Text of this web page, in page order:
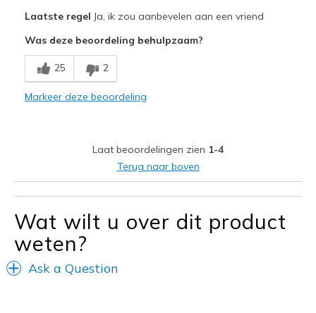
Beste toepassingen
Casual Wear
View On Shoes
I'm Really Into Shoes
Laatste regel Ja, ik zou aanbevelen aan een vriend
Was deze beoordeling behulpzaam?
25 2
Markeer deze beoordeling
Laat beoordelingen zien 1-4
Terug naar boven
Wat wilt u over dit product
weten?
Ask a Question